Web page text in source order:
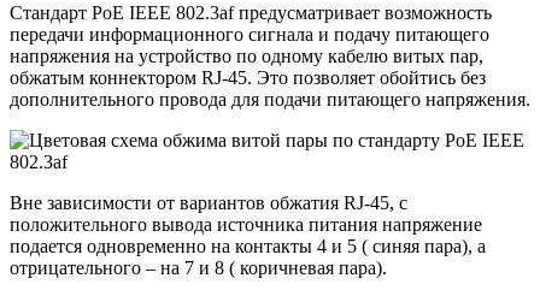
Стандарт PoE IEEE 802.3af предусматривает возможность
передачи информационного сигнала и подачу питающего
напряжения на устройство по одному кабелю витых пар,
обжатым коннектором RJ-45. Это позволяет обойтись без
дополнительного провода для подачи питающего напряжения.
Вне зависимости от вариантов обжатия RJ-45, с
положительного вывода источника питания напряжение
подается одновременно на контакты 4 и 5 ( синяя пара), а
отрицательного – на 7 и 8 ( коричневая пара).